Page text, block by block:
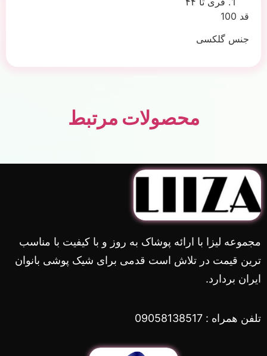
قد 100
جنس گلکسی
محصولات مرتبط
مجموعه لیزا با ارائه پوشاک به روز و با کیفیت با مناسب
ترین قیمت در تلاش است قدمی برای شیک پوشی بانوان
ایران بردارد.
تلفن همراه : 09058138517